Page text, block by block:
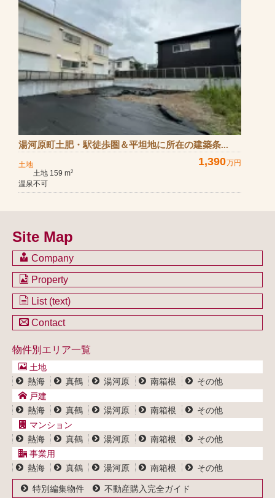
湯河原町土肥・駅徒歩圏＆平坦地に所在の建築条...
土地 1,390万円
土地 159 m2
温泉不可
Site Map
Company
会社のご案内
不動産を売却したい方
不動産買取システム
Property
土地一覧
マンション一覧
事業用物件一覧
List (text)
土地一覧
マンション一覧
事業用物件一覧
Contact
ブログ
プライバシーポリシー
サイトポリシー
物件別エリア一覧
土地
熱海
真鶴 湯河原 南箱根
その他
戸建
熱海
真鶴 湯河原 南箱根
その他
マンション
熱海
真鶴 湯河原 南箱根
その他
事業用
熱海
真鶴 湯河原 南箱根 その他
特別編集物件 不動産購入完全ガイド